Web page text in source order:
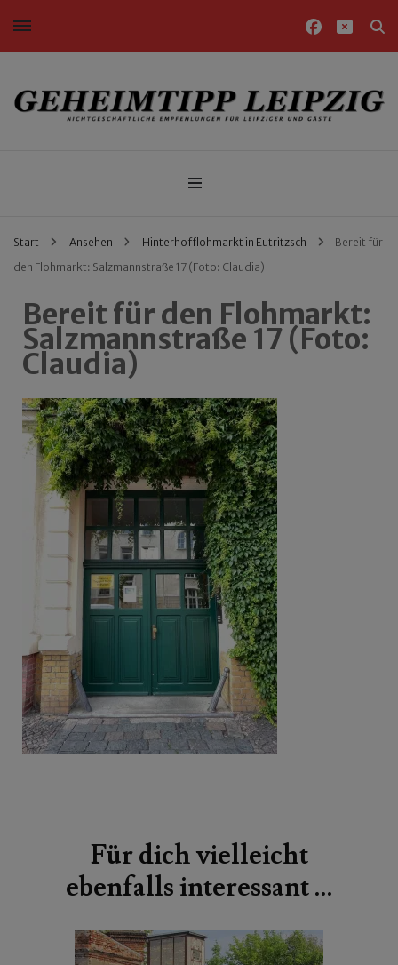
Nichtgeschäftliche Empfehlungen für Leipziger und Gäste
Start Ansehen Hinterhofflohmarkt in Eutritzsch
Bereit für
den Flohmarkt: Salzmannstraße 17 (Foto: Claudia)
Bereit für den Flohmarkt:
Salzmannstraße 17 (Foto:
Claudia)
Für dich vielleicht
ebenfalls interessant …